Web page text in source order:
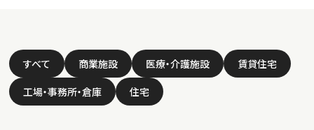
すべて 商業施設 医療・介護施設
賃貸住宅
工場・事務所・倉庫
住宅